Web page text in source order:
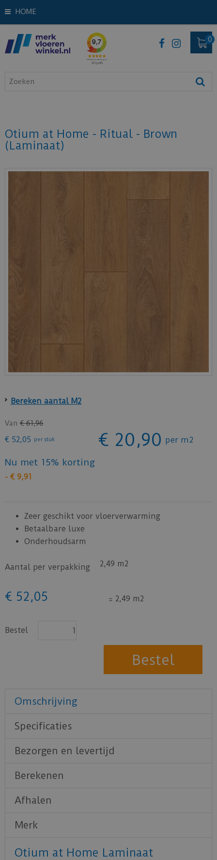
HOME
Otium at Home - Ritual - Brown
(Laminaat)
Bereken aantal M2
Van € 61,96
€ 52,05 per stuk € 20,90 per m2
Nu met 15% korting
- € 9,91
Zeer geschikt voor vloerverwarming
Betaalbare luxe
Onderhoudsarm
Aantal per verpakking 2,49 m2
€ 52 ,05 = 2,49 m2
Bestel
Omschrijving
Specificaties
Bezorgen en levertijd
Berekenen
Afhalen
Merk
Otium at Home Laminaat